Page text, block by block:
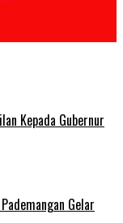
Kepada Gubernur
Gelar